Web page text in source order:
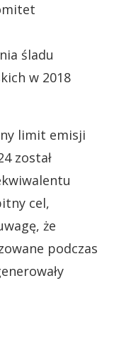
śladu
w 2018
limit emisji
został
cel,
że
podczas